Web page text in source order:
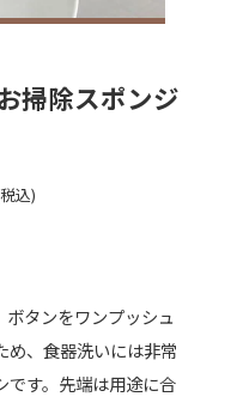
掃除スポンジ
込)
タンをワンプッシュ
め、食器洗いには非常
です。先端は用途に合